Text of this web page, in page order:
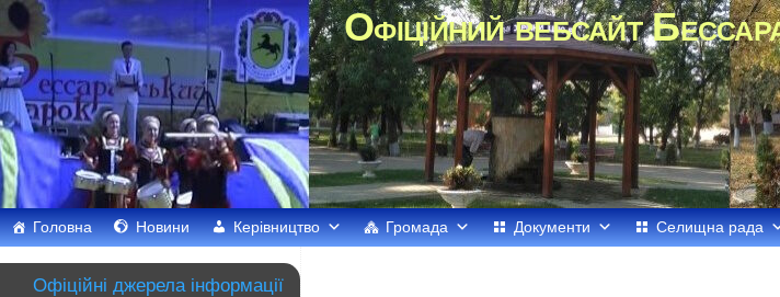
Офіційний вебсайт
Головна Новини Керівництво Громада Документи Селищна рада
Офіційні джерела інформації